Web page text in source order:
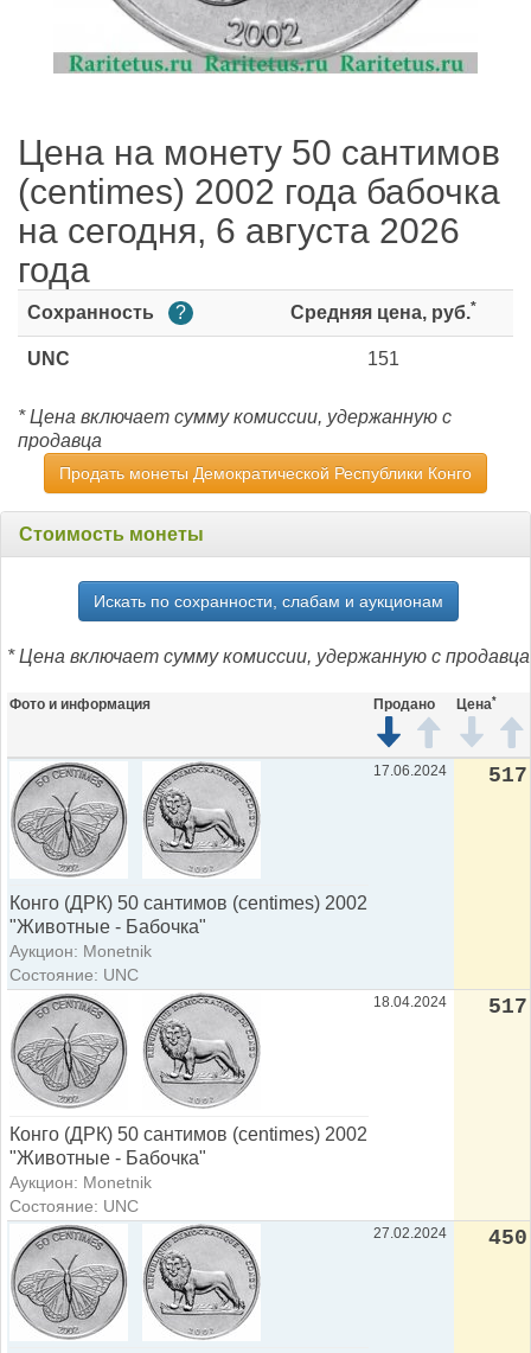
Цена на монету 50 сантимов
(centimes) 2002 года бабочка
на сегодня, 6 августа 2026
года
Сохранность ? Средняя цена, руб.*
UNC 151
* Цена включает сумму комиссии, удержанную с
продавца
Продать монеты Демократической Республики Конго
Стоимость монеты
Искать по сохранности, слабам и аукционам
* Цена включает сумму комиссии, удержанную с продавца
Фото и информация Продано Цена*
Конго (ДРК) 50 сантимов (centimes) 2002
"Животные - Бабочка"
Аукцион: Monetnik
Состояние: UNC
17.06.2024 517
Конго (ДРК) 50 сантимов (centimes) 2002
"Животные - Бабочка"
Аукцион: Monetnik
Состояние: UNC
18.04.2024 517
27.02.2024 450